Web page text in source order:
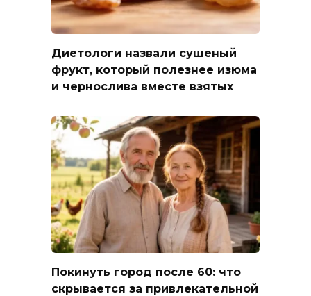
Диетологи назвали сушеный
фрукт, который полезнее изюма
и чернослива вместе взятых
Покинуть город после 60: что
скрывается за привлекательной